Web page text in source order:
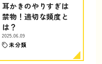
耳かきのやりすぎは
禁物！適切な頻度と
は？
2025.06.09
未分類